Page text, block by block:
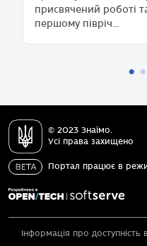
присвячений роботі
першому півріч...
© 2023 Знаїмо.
Усі права захищено
Портал працює в
Інформація про доступність